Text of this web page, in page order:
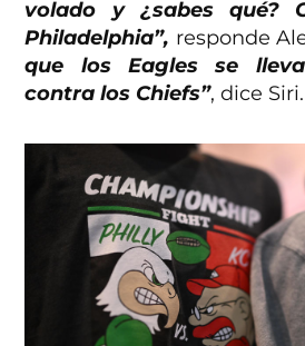
volado y ¿sabes qué?
Philadelphia”, responde
que los Eagles se
contra los Chiefs”, dice Siri.